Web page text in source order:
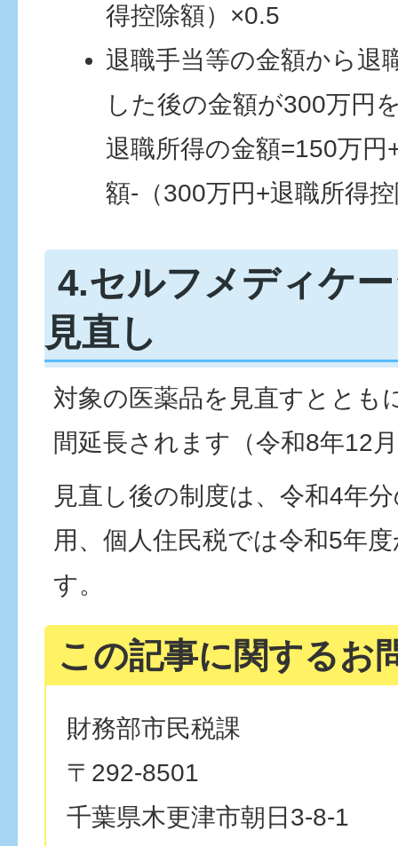
得控除額）×0.5
退職手当等の金額から退
した後の金額が300万円
退職所得の金額=150万円
額-（300万円+退職所得
4.セルフメディケ
見直し
対象の医薬品を見直すととも
間延長されます（令和8年12
見直し後の制度は、令和4年
用、個人住民税では令和5年
す。
この記事に関するお
財務部市民税課
〒292-8501
千葉県木更津市朝日3-8-1